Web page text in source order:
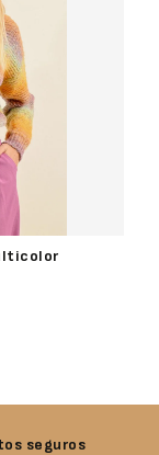
seguros